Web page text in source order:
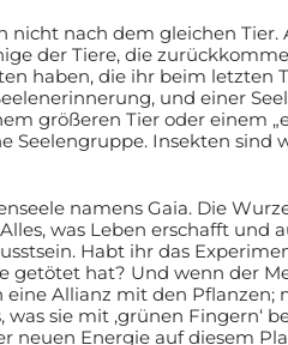
nicht nach dem gleichen
der Tiere, die
haben, die ihr beim
und einer
größeren Tier oder einem
Seelengruppe. Insekten
namens Gaia. Die
was Leben erschafft
Habt ihr das
getötet hat? Und wenn der
eine Allianz mit den
sie mit ‚grünen Fingern‘
neuen Energie auf diesem